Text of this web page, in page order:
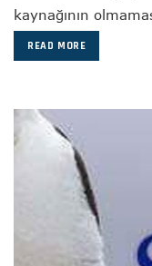
kaynağının
READ MORE